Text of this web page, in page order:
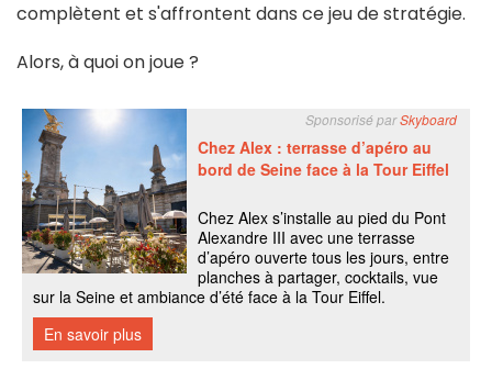
complètent et s'affrontent dans ce jeu de stratégie.
Alors, à quoi on joue ?